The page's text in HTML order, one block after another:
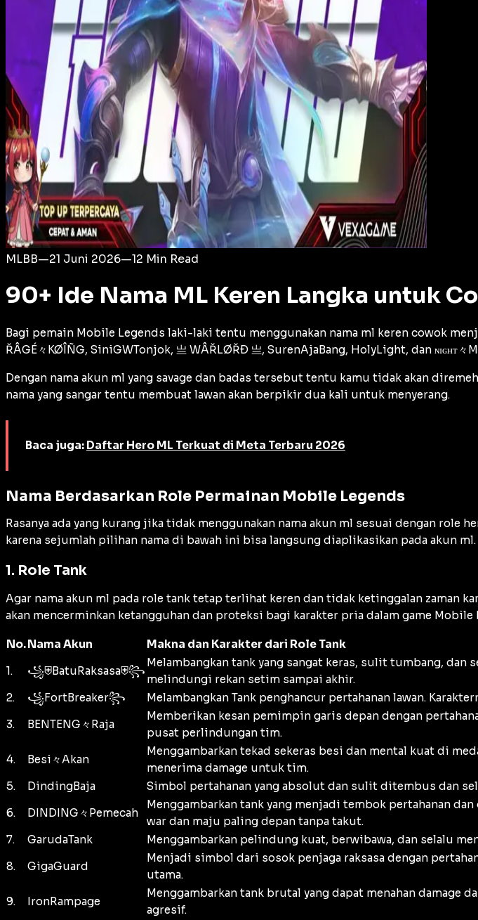
Login
MLBB—21 Juni 2026—12 Min Read
90+ Ide Nama ML Keren Langka untuk
Bagi pemain Mobile Legends laki-laki tentu menggunakan nama ml keren cowok
ŘÂGÉ々KØÎÑG, SiniGWTonjok, 亗 WÂŘLØŘÐ 亗, SurenAjaBang, HolyLight, dan ɴɪɢʜᴛ々
Dengan nama akun ml yang savage dan badas tersebut tentu kamu tidak akan
nama yang sangar tentu membuat lawan akan berpikir dua kali untuk menyerang.
Baca juga: Daftar Hero ML Terkuat di Meta Terbaru 2026
Nama Berdasarkan Role Permainan Mobile Legends
Rasanya ada yang kurang jika tidak menggunakan nama akun ml sesuai dengan
karena sejumlah pilihan nama di bawah ini bisa langsung diaplikasikan pada akun ml.
1. Role Tank
Agar nama akun ml pada role tank tetap terlihat keren dan tidak ketinggalan zaman
akan mencerminkan ketangguhan dan proteksi bagi karakter pria dalam game Mobile
No.Nama Akun
Makna dan Karakter dari Role Tank
1.
꧁⛨BatuRaksasa⛨꧂
Melambangkan tank yang sangat keras, sulit tumbang,
melindungi rekan setim sampai akhir.
2.
꧁FortBreaker꧂
Melambangkan Tank penghancur pertahanan lawan.
3.
BENTENG々Raja
Memberikan kesan pemimpin garis depan dengan
pusat perlindungan tim.
4.
Besi々Akan
Menggambarkan tekad sekeras besi dan mental kuat di
menerima damage untuk tim.
5.
DindingBaja
Simbol pertahanan yang absolut dan sulit ditembus dan
6.
DINDING々Pemecah
Menggambarkan tank yang menjadi tembok pertahanan
war dan maju paling depan tanpa takut.
7.
GarudaTank
Menggambarkan pelindung kuat, berwibawa, dan selalu
8.
GigaGuard
Menjadi simbol dari sosok penjaga raksasa dengan
utama.
9.
IronRampage
Menggambarkan tank brutal yang dapat menahan damage
agresif.